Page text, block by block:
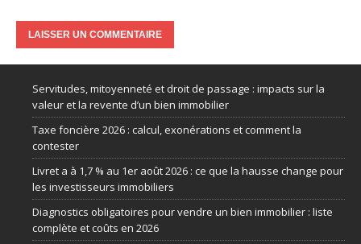
Servitudes, mitoyenneté et droit de passage : impacts sur la
valeur et la revente d’un bien immobilier
Taxe foncière 2026 : calcul, exonérations et comment la
contester
Livret a à 1,7 % au 1er août 2026 : ce que la hausse change pour
les investisseurs immobiliers
Diagnostics obligatoires pour vendre un bien immobilier : liste
complète et coûts en 2026